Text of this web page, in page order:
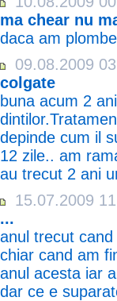
ma chear nu
daca am
09.08.2009
colgate
buna acum 2
depinde cum il
12 zile.. am
au trecut 2 ani
15.07.2009
...
anul trecut
chiar cand am
anul acesta iar
dar ce e